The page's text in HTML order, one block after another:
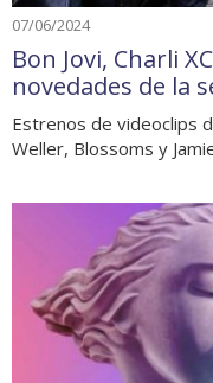
07/06/2024
Bon Jovi, Charli
novedades de la
Estrenos de videoclips
Weller, Blossoms y